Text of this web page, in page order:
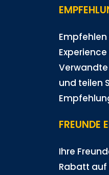
Empfehlen
und teilen
FREUNDE
Ihre
Rabatt auf